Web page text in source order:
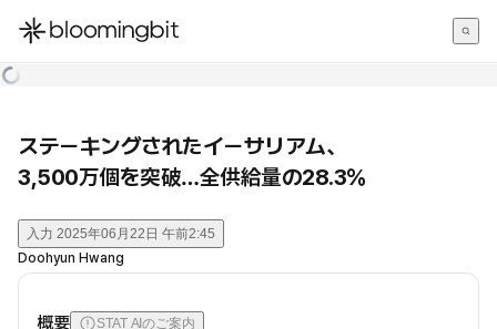
한국어
ステーキングされたイーサリアム、
3,500万個を突破…全供給量の28.3％
入力 2025年06月22日 午前2:45
Doohyun Hwang
概要 STAT AIのご案内